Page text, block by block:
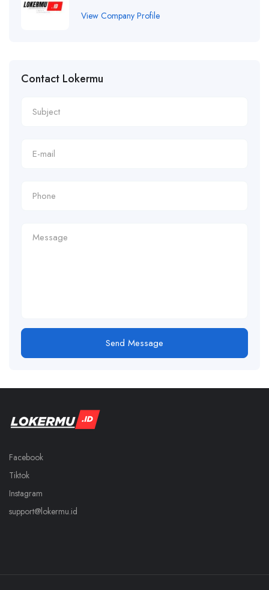
View Company Profile
Contact Lokermu
Send Message
Facebook
Tiktok
Instagram
support@lokermu.id